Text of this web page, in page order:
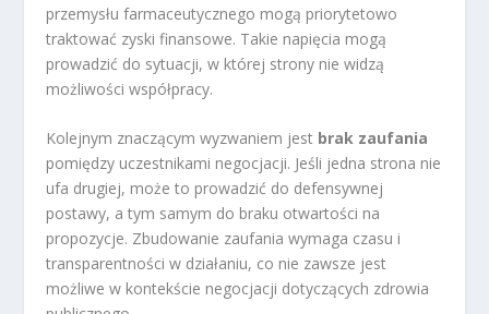
przemysłu farmaceutycznego mogą priorytetowo
traktować zyski finansowe. Takie napięcia mogą
prowadzić do sytuacji, w której strony nie widzą
możliwości współpracy.
Kolejnym znaczącym wyzwaniem jest brak zaufania
pomiędzy uczestnikami negocjacji. Jeśli jedna strona nie
ufa drugiej, może to prowadzić do defensywnej
postawy, a tym samym do braku otwartości na
propozycje. Zbudowanie zaufania wymaga czasu i
transparentności w działaniu, co nie zawsze jest
możliwe w kontekście negocjacji dotyczących zdrowia